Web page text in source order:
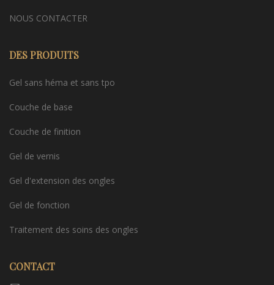
NOUS CONTACTER
DES PRODUITS
Gel sans héma et sans tpo
Couche de base
Couche de finition
Gel de vernis
Gel d'extension des ongles
Gel de fonction
Traitement des soins des ongles
CONTACT